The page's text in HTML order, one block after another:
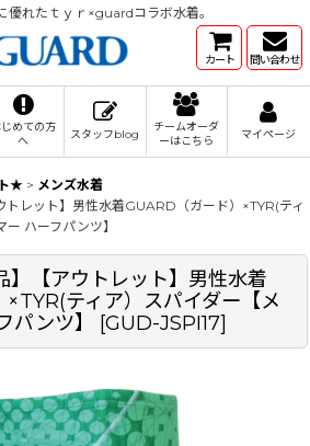
優れたｔｙｒ×guardコラボ水着。
カート 問い合わせ
めての方
へ
スタッフblog
チームオーダ
ーはこちら
マイページ
★ > メンズ水着
トレット】男性水着GUARD（ガード）×TYR(ティ
ハーフパンツ】
】【アウトレット】男性水着
ティア）スパイダー【メ
パンツ】
[GUD-JSPI17]